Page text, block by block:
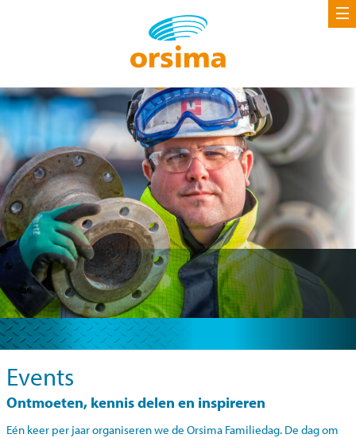
Events
Ontmoeten, kennis delen en inspireren
Eén keer per jaar organiseren we de Orsima Familiedag. De dag om